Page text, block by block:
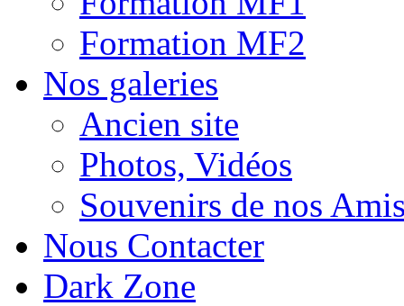
Formation MF2
Nos galeries
Ancien site
Photos, Vidéos
Souvenirs de nos
Nous Contacter
Dark Zone